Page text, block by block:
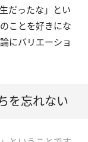
だったな」とい
ことを好きにな
にバリエーショ
を忘れない